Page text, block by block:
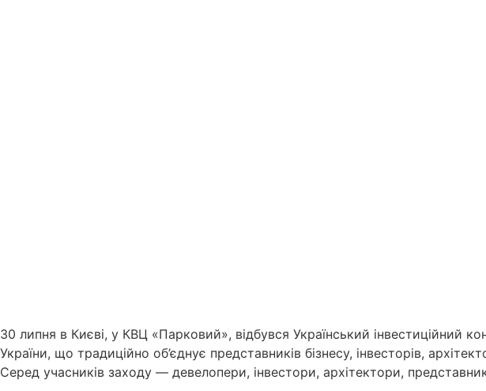
30 липня в Києві, у КВЦ «Парковий», відбувся Український інвестиційний
України, що традиційно об’єднує представників бізнесу, інвесторів,
Серед учасників заходу — девелопери, інвестори, архітектори,